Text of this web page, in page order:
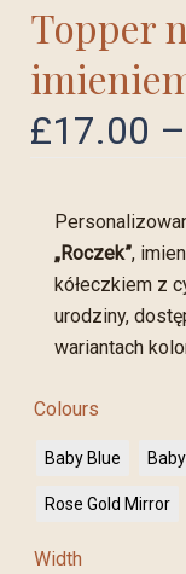
Topper
£17.00 –
„Roczek”,
kółeczkiem z
urodziny,
wariantach
Colours
Baby Blue
Rose Gold Mirror
Width